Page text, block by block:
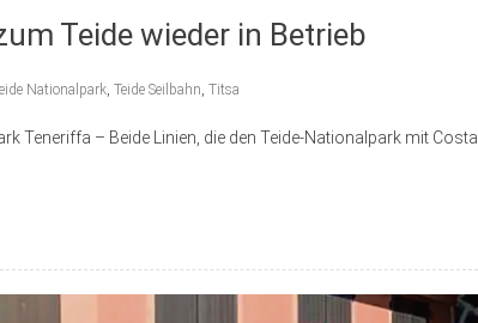
Teide wieder in Betrieb
Nationalpark, Teide Seilbahn, Titsa
Teneriffa – Beide Linien, die den Teide-Nationalpark mit Costa